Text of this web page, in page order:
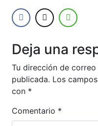
Deja una
Tu dirección de
publicada. Los
con *
Comentario *